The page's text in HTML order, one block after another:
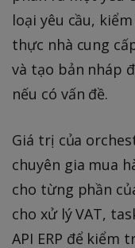
loại yêu cầu,
thực nhà cung
và tạo bản nháp
nếu có vấn đề.
Giá trị của
chuyên gia mua
cho từng phần
cho xử lý VAT,
API ERP để kiểm